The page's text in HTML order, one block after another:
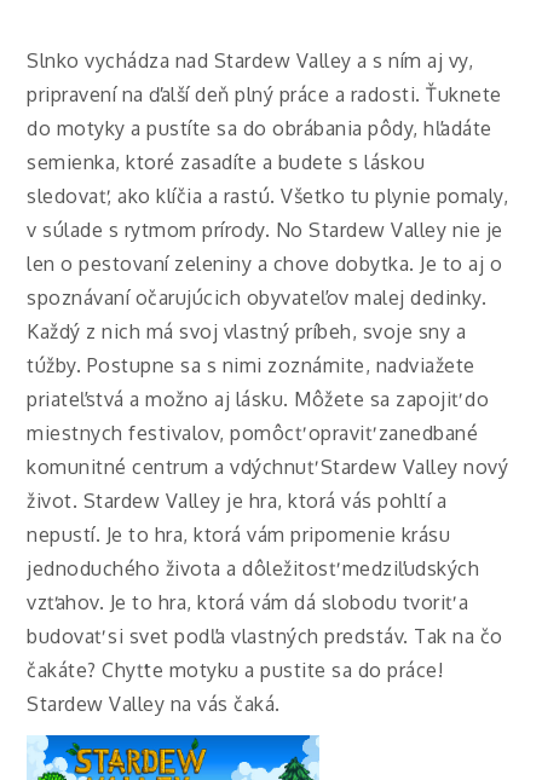
Slnko vychádza nad Stardew Valley a s ním aj vy,
pripravení na ďalší deň plný práce a radosti. Ťuknete
do motyky a pustíte sa do obrábania pôdy, hľadáte
semienka, ktoré zasadíte a budete s láskou
sledovať, ako klíčia a rastú. Všetko tu plynie pomaly,
v súlade s rytmom prírody. No Stardew Valley nie je
len o pestovaní zeleniny a chove dobytka. Je to aj o
spoznávaní očarujúcich obyvateľov malej dedinky.
Každý z nich má svoj vlastný príbeh, svoje sny a
túžby. Postupne sa s nimi zoznámite, nadviažete
priateľstvá a možno aj lásku. Môžete sa zapojiť do
miestnych festivalov, pomôcť opraviť zanedbané
komunitné centrum a vdýchnuť Stardew Valley nový
život. Stardew Valley je hra, ktorá vás pohltí a
nepustí. Je to hra, ktorá vám pripomenie krásu
jednoduchého života a dôležitosť medziľudských
vzťahov. Je to hra, ktorá vám dá slobodu tvoriť a
budovať si svet podľa vlastných predstáv. Tak na čo
čakáte? Chyťte motyku a pustite sa do práce!
Stardew Valley na vás čaká.